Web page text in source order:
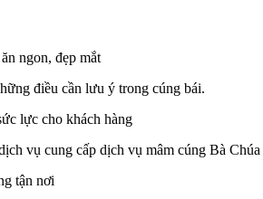
ngon, đẹp mắt
điều cần lưu ý trong cúng bái.
lực cho khách hàng
vụ cung cấp dịch vụ mâm cúng Bà
tận nơi